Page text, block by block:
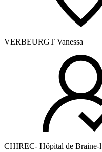
VERBEURGT Vanessa
CHIREC- Hôpital de Braine-